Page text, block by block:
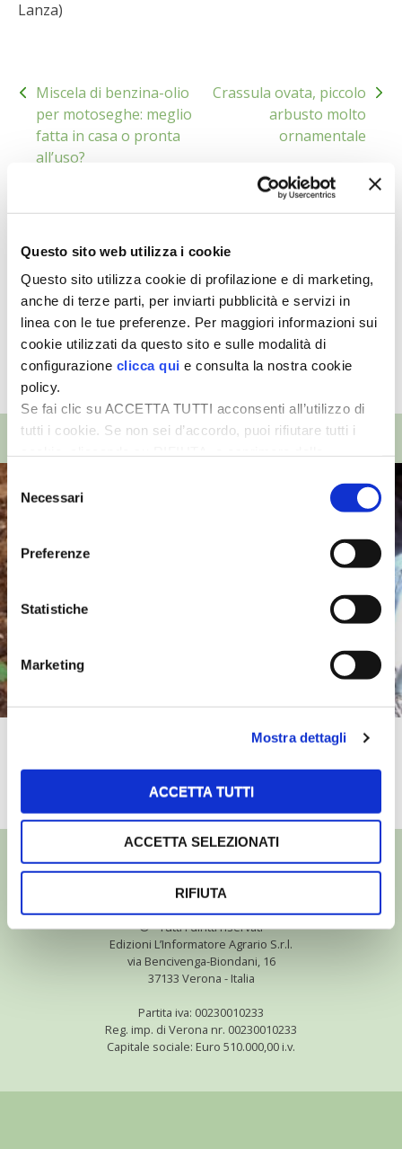
Questo sito web utilizza i cookie
Questo sito utilizza cookie di profilazione e di marketing,
anche di terze parti, per inviarti pubblicità e servizi in
linea con le tue preferenze. Per maggiori informazioni sui
cookie utilizzati da questo sito e sulle modalità di
configurazione clicca qui e consulta la nostra cookie
policy.
Se fai clic su ACCETTA TUTTI acconsenti all’utilizzo di
tutti i cookie. Se non sei d’accordo, puoi rifiutare tutti i
desideri accettare e cliccando ACCETTA SELEZIONATI.
Selezione
del
consenso
Necessari
Preferenze
Statistiche
Marketing
Mostra dettagli
ACCETTA TUTTI
ACCETTA SELEZIONATI
RIFIUTA
Lanza)
articoli
Miscela di benzina-olio
per motoseghe: meglio
fatta in casa o pronta
all’uso?
Crassula ovata, piccolo
arbusto molto
ornamentale
Condividi
TOP VIDEO
Moltiplicazione delle viole
TUTTI I VIDEO
©- Tutti i diritti riservati
Edizioni L’Informatore Agrario S.r.l.
via Bencivenga-Biondani, 16
37133 Verona - Italia
Partita iva: 00230010233
Reg. imp. di Verona nr. 00230010233
Capitale sociale: Euro 510.000,00 i.v.